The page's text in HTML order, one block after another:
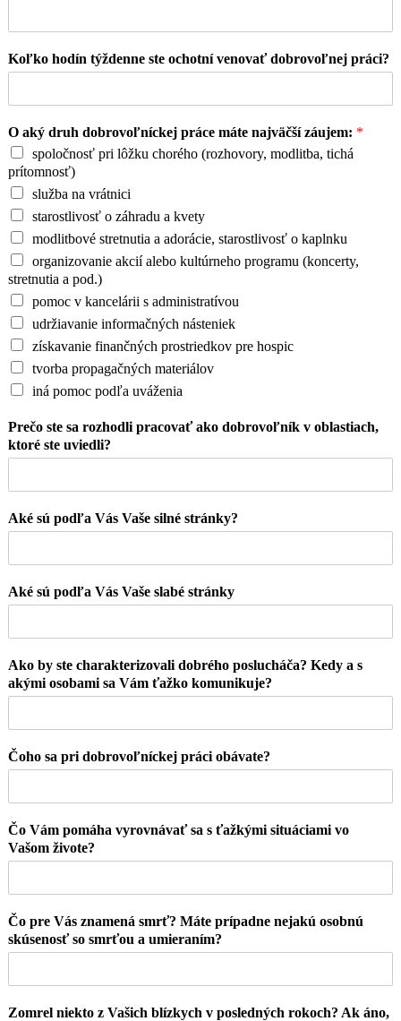
Koľko hodín týždenne ste ochotní venovať dobrovoľnej práci?
O aký druh dobrovoľníckej práce máte najväčší záujem: *
spoločnosť pri lôžku chorého (rozhovory, modlitba, tichá
prítomnosť)
služba na vrátnici
starostlivosť o záhradu a kvety
modlitbové stretnutia a adorácie, starostlivosť o kaplnku
organizovanie akcií alebo kultúrneho programu (koncerty,
stretnutia a pod.)
pomoc v kancelárii s administratívou
udržiavanie informačných násteniek
získavanie finančných prostriedkov pre hospic
tvorba propagačných materiálov
iná pomoc podľa uváženia
Prečo ste sa rozhodli pracovať ako dobrovoľník v oblastiach,
ktoré ste uviedli?
Aké sú podľa Vás Vaše silné stránky?
Aké sú podľa Vás Vaše slabé stránky
Ako by ste charakterizovali dobrého poslucháča? Kedy a s
akými osobami sa Vám ťažko komunikuje?
Čoho sa pri dobrovoľníckej práci obávate?
Čo Vám pomáha vyrovnávať sa s ťažkými situáciami vo
Vašom živote?
Čo pre Vás znamená smrť? Máte prípadne nejakú osobnú
skúsenosť so smrťou a umieraním?
Zomrel niekto z Vašich blízkych v posledných rokoch? Ak áno,